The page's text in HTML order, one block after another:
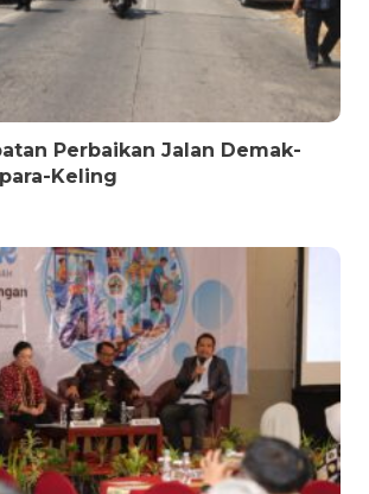
Perbaikan Jalan Demak-
Keling